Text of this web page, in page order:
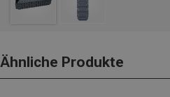
Ähnliche Produkte